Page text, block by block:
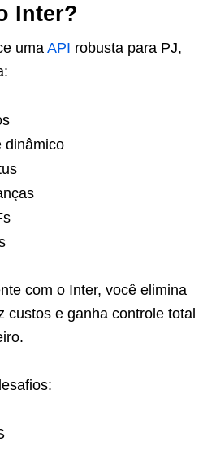
Inter?
uma API robusta para PJ,
dinâmico
com o Inter, você elimina
custos e ganha controle total